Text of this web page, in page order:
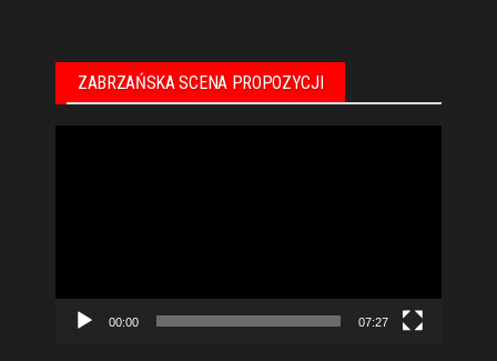
ZABRZAŃSKA SCENA PROPOZYCJI
00:00 07:27